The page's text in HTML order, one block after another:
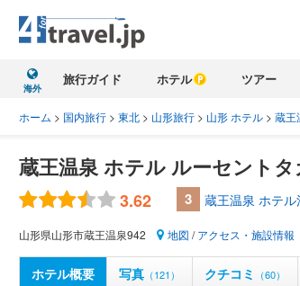
海外
旅行ガイド ホテル ツアー
ホーム > 国内旅行 > 東北 > 山形旅行 > 山形 ホテル > 蔵王
蔵王温泉 ホテル ルーセント
3.62 3 蔵王温泉 ホテ
山形県山形市蔵王温泉942 地図 /アクセス・施設情報
ホテル概要 写真 （121） クチコミ （60）